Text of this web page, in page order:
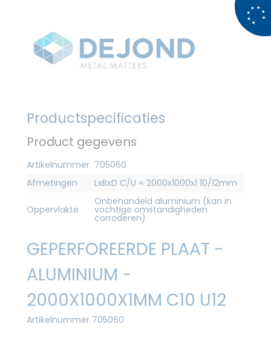
Productspecificaties
Product gegevens
Artikelnummer 705060
Afmetingen
LxBxD C/U = 2000x1000x1 10/12mm
Oppervlakte
Onbehandeld aluminium (kan in
vochtige omstandigheden
corroderen)
GEPERFOREERDE PLAAT -
ALUMINIUM -
2000X1000X1MM C10 U12
Artikelnummer 705060